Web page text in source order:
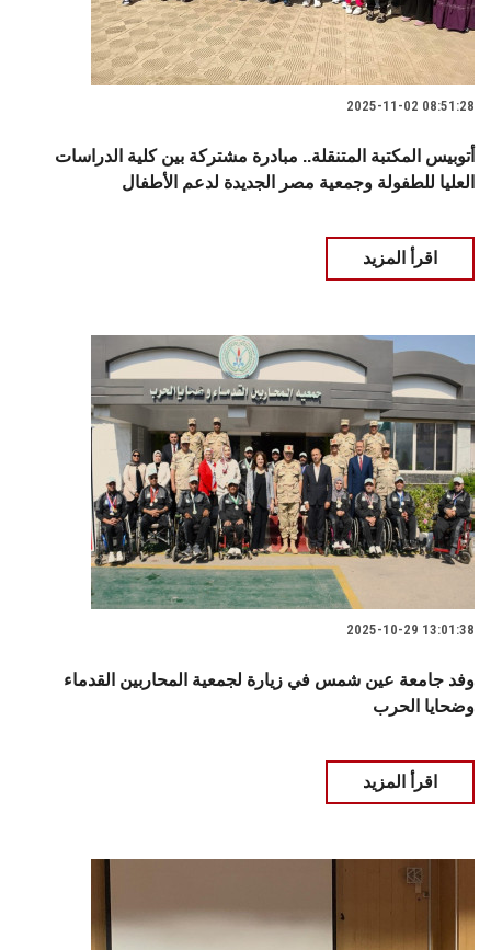
2025-11-02 08:51:28
أتوبيس المكتبة المتنقلة.. مبادرة مشتركة بين كلية الدراسات
العليا للطفولة وجمعية مصر الجديدة لدعم الأطفال
اقرأ المزيد
2025-10-29 13:01:38
وفد جامعة عين شمس في زيارة لجمعية المحاربين القدماء
وضحايا الحرب
اقرأ المزيد